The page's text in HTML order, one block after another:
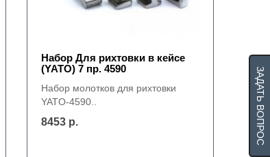
Набор Для рихтовки в кейсе
(YATO) 7 пр. 4590
Набор молотков для рихтовки
YATO-4590..
8453 р. ЗАДАТЬ ВОПРОС